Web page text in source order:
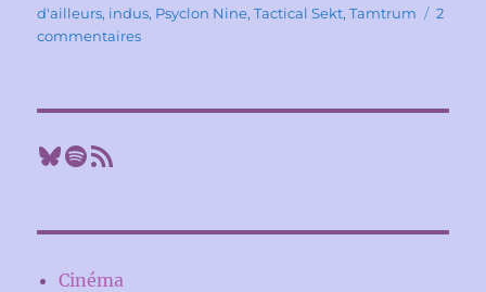
d'ailleurs, indus, Psyclon Nine,Tactical Sekt,Tamtrum
2
commentairessur
Bluesky
Spotify
Flux RSS
Cinéma